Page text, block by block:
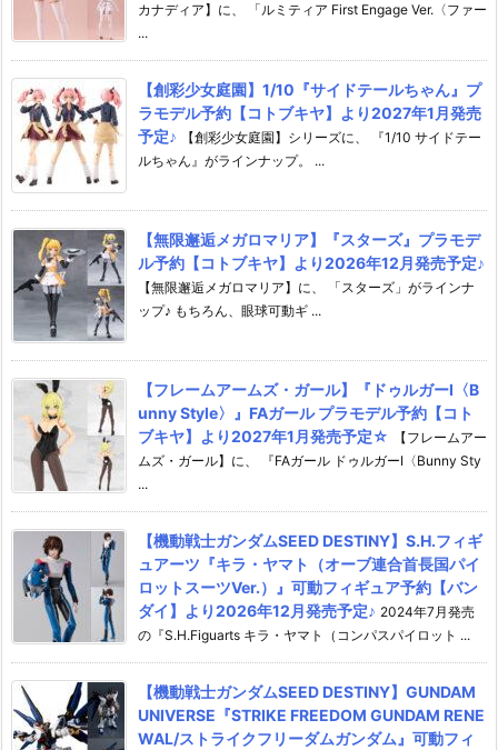
カナディア】に、 「ルミティア First Engage Ver.〈ファー
...
【創彩少女庭園】1/10『サイドテールちゃん』プ
ラモデル予約【コトブキヤ】より2027年1月発売
予定♪
【創彩少女庭園】シリーズに、 『1/10 サイドテー
ルちゃん』がラインナップ。 ...
【無限邂逅メガロマリア】『スターズ』プラモデ
ル予約【コトブキヤ】より2026年12月発売予定♪
【無限邂逅メガロマリア】に、 「スターズ」がラインナ
ップ♪ もちろん、眼球可動ギ ...
【フレームアームズ・ガール】『ドゥルガーI〈B
unny Style〉』FAガール プラモデル予約【コト
ブキヤ】より2027年1月発売予定☆
【フレームアー
ムズ・ガール】に、 『FAガール ドゥルガーI〈Bunny Sty
...
【機動戦士ガンダムSEED DESTINY】S.H.フィギ
ュアーツ『キラ・ヤマト（オーブ連合首長国パイ
ロットスーツVer.）』可動フィギュア予約【バン
ダイ】より2026年12月発売予定♪ 2024年7月発売
の『S.H.Figuarts キラ・ヤマト（コンパスパイロット ...
【機動戦士ガンダムSEED DESTINY】GUNDAM
UNIVERSE『STRIKE FREEDOM GUNDAM RENE
WAL/ストライクフリーダムガンダム』可動フィ